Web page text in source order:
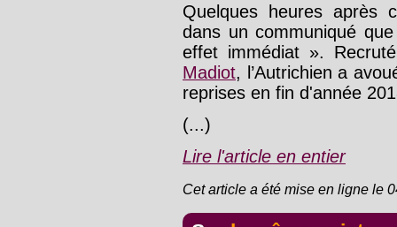
Quelques heures après
dans un communiqué
effet immédiat ».
Madiot, l’Autrichien a
reprises en fin d'année
(...)
Lire l'article en entier
Cet article a été mise en ligne le